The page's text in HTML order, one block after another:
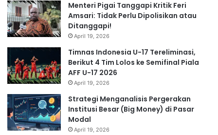
Menteri Pigai Tanggapi Kritik Feri
Amsari: Tidak Perlu Dipolisikan atau
Ditanggapi!
April 19, 2026
Timnas Indonesia U-17 Tereliminasi,
Berikut 4 Tim Lolos ke Semifinal Piala
AFF U-17 2026
April 19, 2026
Strategi Menganalisis Pergerakan
Institusi Besar (Big Money) di Pasar
Modal
April 19, 2026